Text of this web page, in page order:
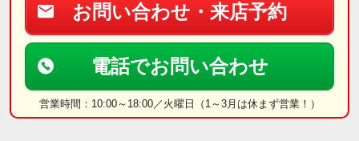
お問い合わせ・来店予約
電話でお問い合わせ
営業時間：10:00～18:00／火曜日（1～3月は休まず営業！）